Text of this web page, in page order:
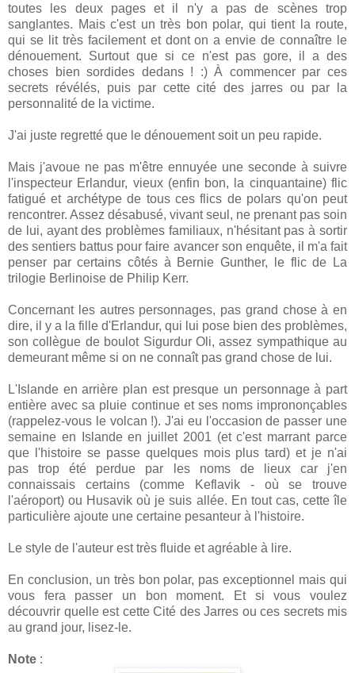
toutes les deux pages et il n'y a pas de scènes trop
sanglantes. Mais c'est un très bon polar, qui tient la route,
qui se lit très facilement et dont on a envie de connaître le
dénouement. Surtout que si ce n'est pas gore, il a des
choses bien sordides dedans ! :) À commencer par ces
secrets révélés, puis par cette cité des jarres ou par la
personnalité de la victime.
J'ai juste regretté que le dénouement soit un peu rapide.
Mais j'avoue ne pas m'être ennuyée une seconde à suivre
l'inspecteur Erlandur, vieux (enfin bon, la cinquantaine) flic
fatigué et archétype de tous ces flics de polars qu'on peut
rencontrer. Assez désabusé, vivant seul, ne prenant pas soin
de lui, ayant des problèmes familiaux, n'hésitant pas à sortir
des sentiers battus pour faire avancer son enquête, il m'a fait
penser par certains côtés à Bernie Gunther, le flic de La
trilogie Berlinoise de Philip Kerr.
Concernant les autres personnages, pas grand chose à en
dire, il y a la fille d'Erlandur, qui lui pose bien des problèmes,
son collègue de boulot Sigurdur Oli, assez sympathique au
demeurant même si on ne connaît pas grand chose de lui.
L'Islande en arrière plan est presque un personnage à part
entière avec sa pluie continue et ses noms imprononçables
(rappelez-vous le volcan !). J'ai eu l'occasion de passer une
semaine en Islande en juillet 2001 (et c'est marrant parce
que l'histoire se passe quelques mois plus tard) et je n'ai
pas trop été perdue par les noms de lieux car j'en
connaissais certains (comme Keflavik - où se trouve
l'aéroport) ou Husavik où je suis allée. En tout cas, cette île
particulière ajoute une certaine pesanteur à l'histoire.
Le style de l'auteur est très fluide et agréable à lire.
En conclusion, un très bon polar, pas exceptionnel mais qui
vous fera passer un bon moment. Et si vous voulez
découvrir quelle est cette Cité des Jarres ou ces secrets mis
au grand jour, lisez-le.
Note :